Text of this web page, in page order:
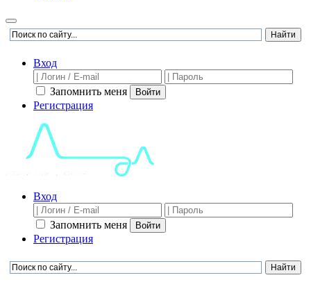
Вход
Запомнить меня Войти
Регистрация
Вход
Запомнить меня Войти
Регистрация